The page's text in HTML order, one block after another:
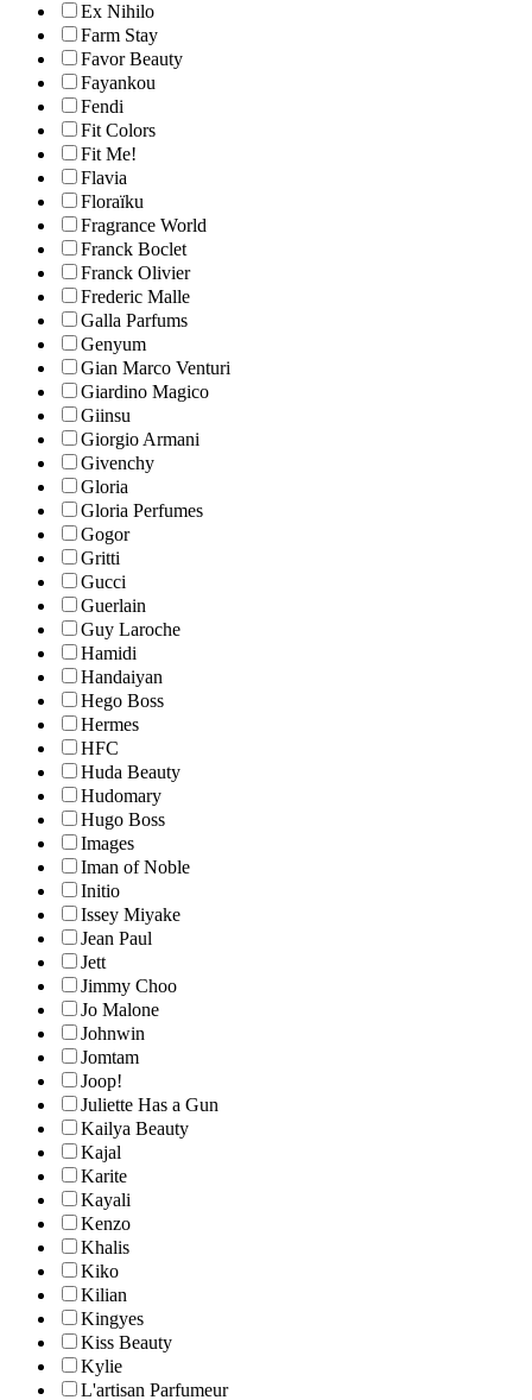
Ex Nihilo
Farm Stay
Favor Beauty
Fayankou
Fendi
Fit Colors
Fit Me!
Flavia
Floraïku
Fragrance World
Franck Boclet
Franck Olivier
Frederic Malle
Galla Parfums
Genyum
Gian Marco Venturi
Giardino Magico
Giinsu
Giorgio Armani
Givenchy
Gloria
Gloria Perfumes
Gogor
Gritti
Gucci
Guerlain
Guy Laroche
Hamidi
Handaiyan
Hego Boss
Hermes
HFC
Huda Beauty
Hudomary
Hugo Boss
Images
Iman of Noble
Initio
Issey Miyake
Jean Paul
Jett
Jimmy Choo
Jo Malone
Johnwin
Jomtam
Joop!
Juliette Has a Gun
Kailya Beauty
Kajal
Karite
Kayali
Kenzo
Khalis
Kiko
Kilian
Kingyes
Kiss Beauty
Kylie
L'artisan Parfumeur